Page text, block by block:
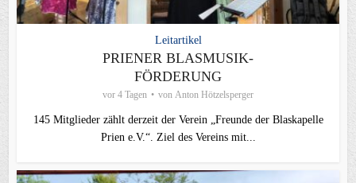
Leitartikel
PRIENER BLASMUSIK-
FÖRDERUNG
vor 4 Tagen von Anton Hötzelsperger
145 Mitglieder zählt derzeit der Verein „Freunde der Blaskapelle
Prien e.V.“. Ziel des Vereins mit...